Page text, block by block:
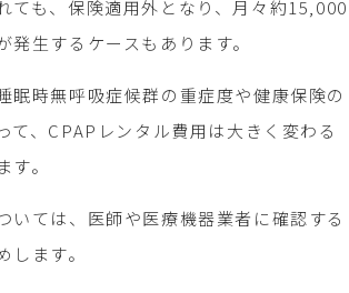
ても、保険適用外となり、月々約15,000
発生するケースもあります。
眠時無呼吸症候群の重症度や健康保険の
て、CPAPレンタル費用は大きく変わる
。
いては、医師や医療機器業者に確認する
します。